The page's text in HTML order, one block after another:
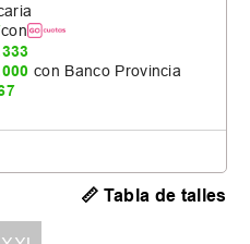
con
333
000 con Banco Provincia
📏 Tabla de talles